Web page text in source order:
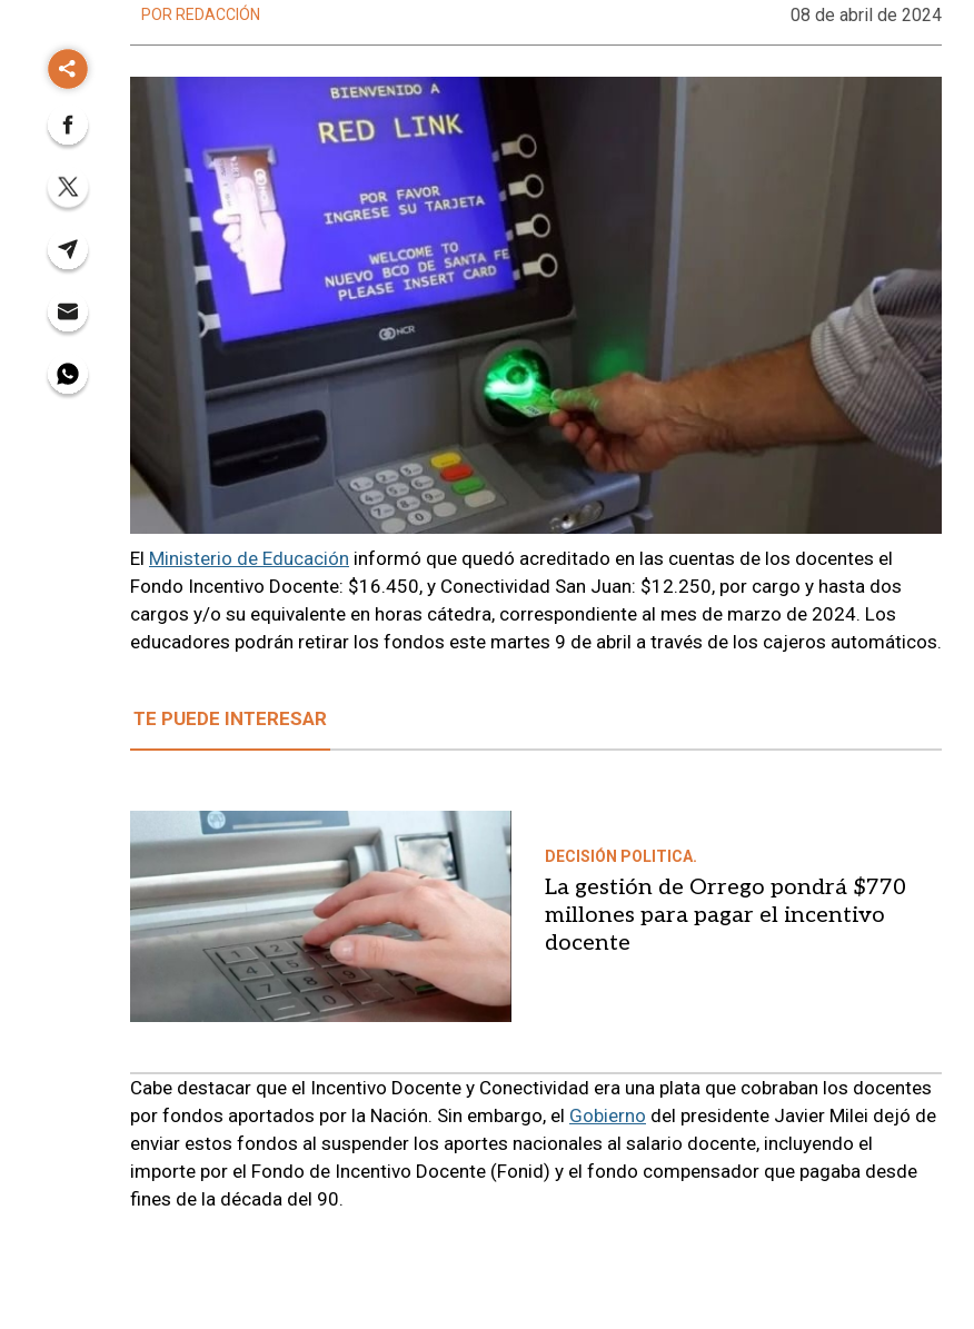
POR REDACCIÓN 08 de abril de 2024
El Ministerio de Educación informó que quedó acreditado en las cuentas de los docentes el
Fondo Incentivo Docente: $16.450, y Conectividad San Juan: $12.250, por cargo y hasta dos
cargos y/o su equivalente en horas cátedra, correspondiente al mes de marzo de 2024. Los
educadores podrán retirar los fondos este martes 9 de abril a través de los cajeros automáticos.
TE PUEDE INTERESAR
DECISIÓN POLITICA.
La gestión de Orrego pondrá $770
millones para pagar el incentivo
docente
Cabe destacar que el Incentivo Docente y Conectividad era una plata que cobraban los docentes
por fondos aportados por la Nación. Sin embargo, el Gobierno del presidente Javier Milei dejó de
enviar estos fondos al suspender los aportes nacionales al salario docente, incluyendo el
importe por el Fondo de Incentivo Docente (Fonid) y el fondo compensador que pagaba desde
fines de la década del 90.